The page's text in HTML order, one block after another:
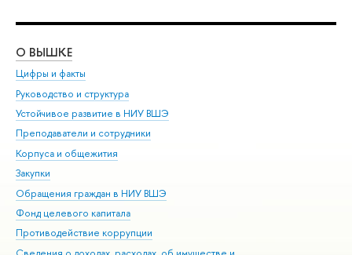
О ВЫШКЕ
Цифры и факты
Руководство и структура
Устойчивое развитие в НИУ ВШЭ
Преподаватели и сотрудники
Корпуса и общежития
Закупки
Обращения граждан в НИУ ВШЭ
Фонд целевого капитала
Противодействие коррупции